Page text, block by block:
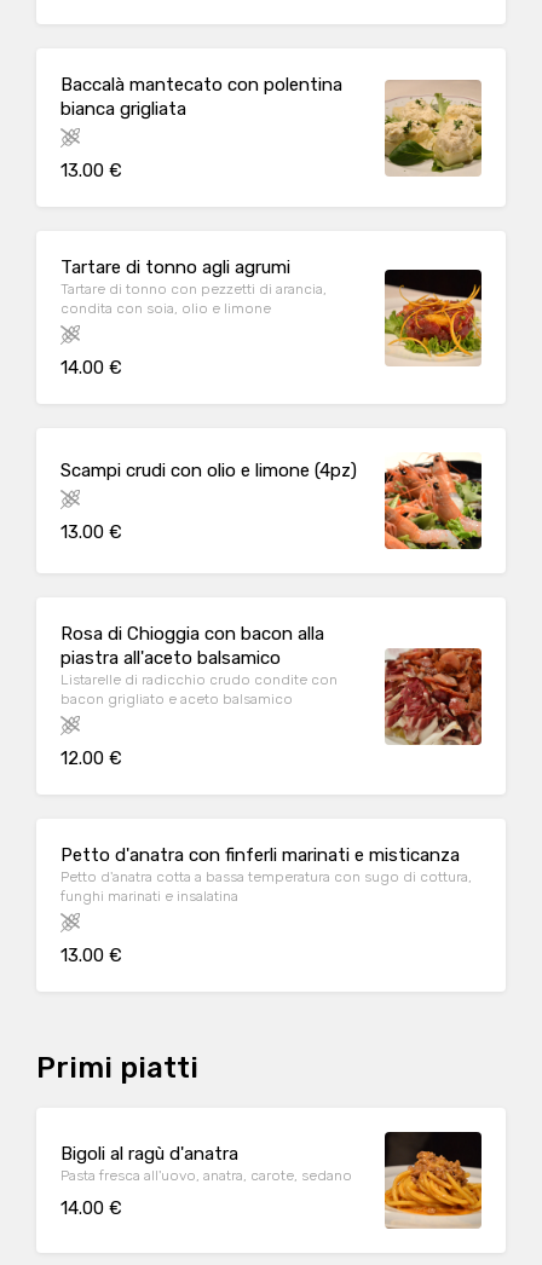
Baccalà mantecato con polentina
bianca grigliata
13.00 €
Tartare di tonno agli agrumi
Tartare di tonno con pezzetti di arancia,
condita con soia, olio e limone
14.00 €
Scampi crudi con olio e limone (4pz)
13.00 €
Rosa di Chioggia con bacon alla
piastra all'aceto balsamico
Listarelle di radicchio crudo condite con
bacon grigliato e aceto balsamico
12.00 €
Petto d'anatra con finferli marinati e misticanza
Petto d'anatra cotta a bassa temperatura con sugo di cottura,
funghi marinati e insalatina
13.00 €
Primi piatti
Bigoli al ragù d'anatra
Pasta fresca all'uovo, anatra, carote, sedano
14.00 €